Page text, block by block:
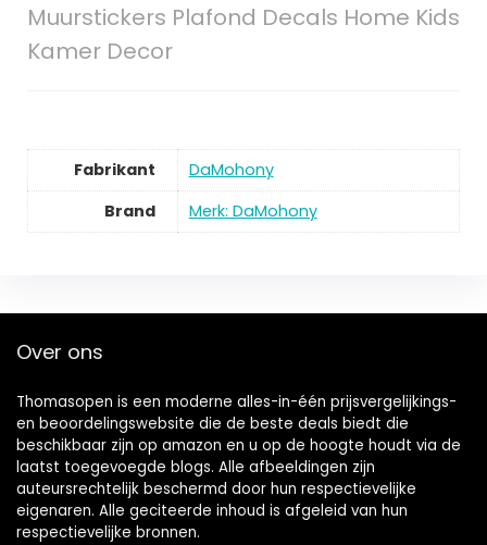
Muurstickers Plafond Decals Home Kids
Kamer Decor
Fabrikant
‎DaMohony
Brand
Merk: DaMohony
Over ons
Thomasopen is een moderne alles-in-één prijsvergelijkings-
en beoordelingswebsite die de beste deals biedt die
beschikbaar zijn op amazon en u op de hoogte houdt via de
laatst toegevoegde blogs. Alle afbeeldingen zijn
auteursrechtelijk beschermd door hun respectievelijke
eigenaren. Alle geciteerde inhoud is afgeleid van hun
respectievelijke bronnen.